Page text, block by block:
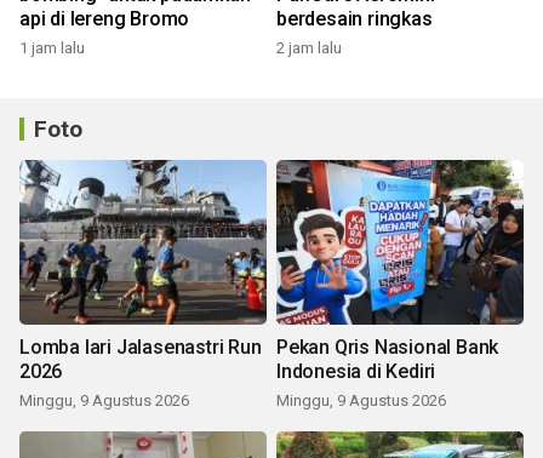
api di lereng Bromo
1 jam lalu
berdesain ringkas
2 jam lalu
Foto
Lomba lari Jalasenastri Run
2026
Minggu, 9 Agustus 2026
Pekan Qris Nasional Bank
Indonesia di Kediri
Minggu, 9 Agustus 2026